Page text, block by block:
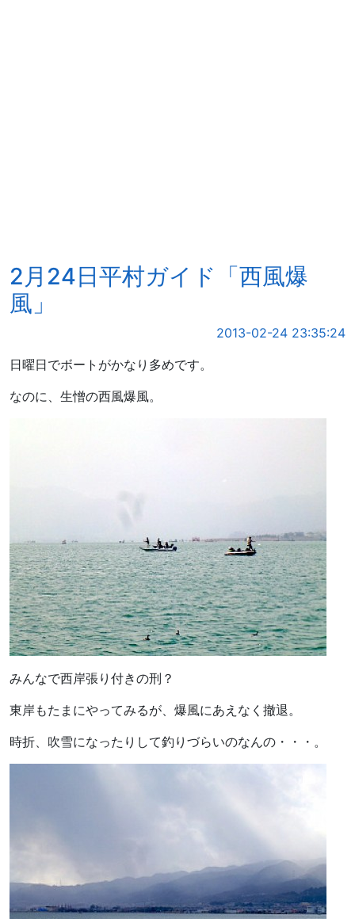
2月24日平村ガイド「西風爆
風」
2013-02-24 23:35:24
日曜日でボートがかなり多めです。
なのに、生憎の西風爆風。
みんなで西岸張り付きの刑？
東岸もたまにやってみるが、爆風にあえなく撤退。
時折、吹雪になったりして釣りづらいのなんの・・・。